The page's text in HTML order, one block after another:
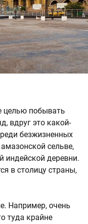
целью побывать
вдруг это какой-
безжизненных
сельве,
индейской деревни.
в столицу страны,
Например, очень
туда крайне